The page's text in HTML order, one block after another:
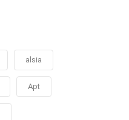
alsia
Apt